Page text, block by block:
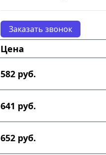
Заказать звонок
Цена
582 руб.
641 руб.
652 руб.